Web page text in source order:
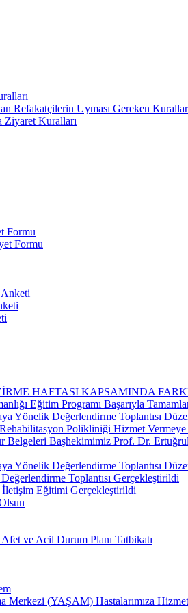
Refakatçilerin Uyması Gereken Kurallar
Ziyaret Kuralları
Formu
Formu
HAFTASI KAPSAMINDA
Eğitim Programı Başarıyla
Yönelik Değerlendirme Toplantısı
Polikliniği Hizmet Vermeye
Belgeleri Başhekimimiz Prof. Dr.
Yönelik Değerlendirme Toplantısı
Toplantısı Gerçekleştirildi
İletişim Eğitimi Gerçekleştirildi
ve Acil Durum Planı Tatbikatı
Merkezi (YAŞAM) Hastalarımıza